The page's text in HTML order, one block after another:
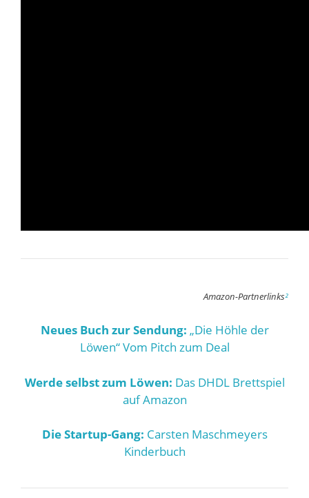
Amazon-Partnerlinks²
Neues Buch zur Sendung: „Die Höhle der
Löwen“ Vom Pitch zum Deal
Werde selbst zum Löwen: Das DHDL Brettspiel
auf Amazon
Die Startup-Gang: Carsten Maschmeyers
Kinderbuch